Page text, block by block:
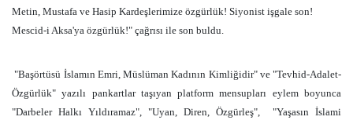
Metin, Mustafa ve Hasip Kardeşlerimize özgürlük! Siyonist işgale son!
Mescid-i Aksa'ya özgürlük!" çağrısı ile son buldu.
"Başörtüsü İslamın Emri, Müslüman Kadının Kimliğidir" ve "Tevhid-Adalet-
Özgürlük" yazılı pankartlar taşıyan platform mensupları eylem boyunca
"Darbeler Halkı Yıldıramaz", "Uyan, Diren, Özgürleş",
"Yaşasın İslami